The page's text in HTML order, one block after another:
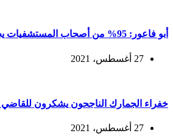
أبو فاعور: 95% من أصحاب المستشفيات يجب ادخالهم السجن
27 أغسطس، 2021
خفراء الجمارك الناجحون يشكرون للقاضي
27 أغسطس، 2021